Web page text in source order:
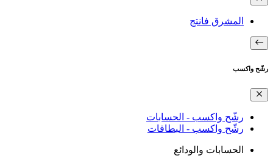
المشرق فانتج
رشّح واكسب
رشّح واكسب - الحسابات
رشّح واكسب - البطاقات
الحسابات والودائع